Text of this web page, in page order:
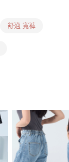
舒適 寬褲